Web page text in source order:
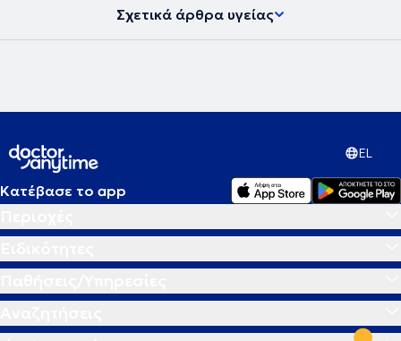
Σχετικά άρθρα υγείας
EL
Κατέβασε το app